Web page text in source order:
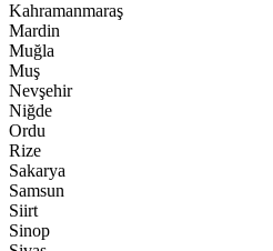
Kahramanmaraş
Mardin
Muğla
Muş
Nevşehir
Niğde
Ordu
Rize
Sakarya
Samsun
Siirt
Sinop